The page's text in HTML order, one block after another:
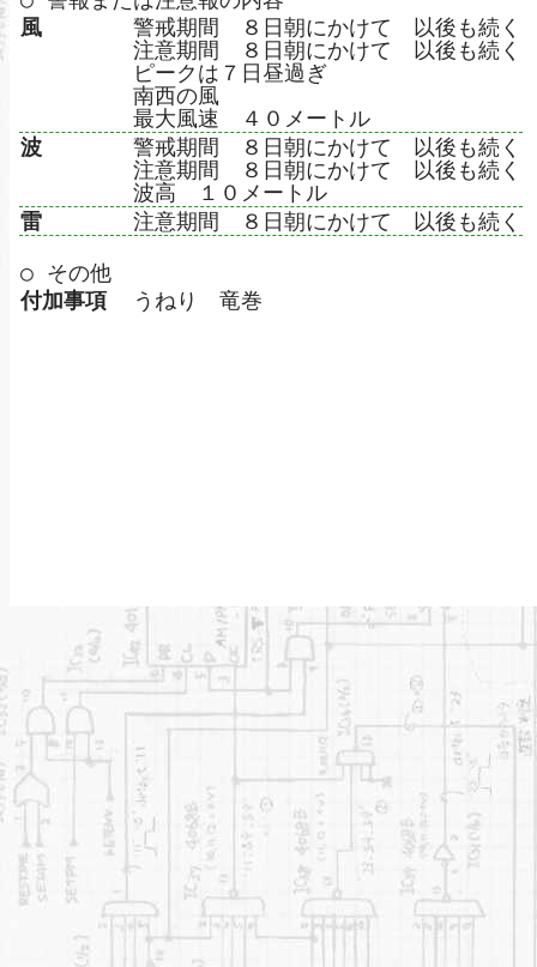
風
警戒期間 ８日朝にかけて 以後も続く
注意期間 ８日朝にかけて 以後も続く
ピークは７日昼過ぎ
南西の風
最大風速 ４０メートル
波
警戒期間 ８日朝にかけて 以後も続く
注意期間 ８日朝にかけて 以後も続く
波高 １０メートル
雷
注意期間 ８日朝にかけて 以後も続く
○ その他
付加事項
うねり 竜巻